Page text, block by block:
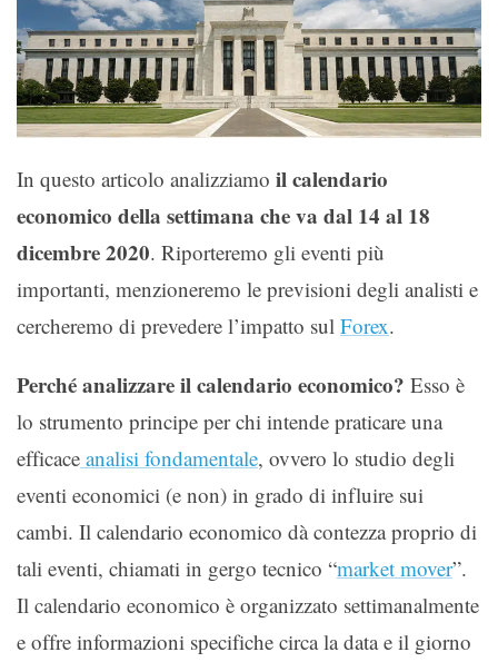
In questo articolo analizziamo il calendario
economico della settimana che va dal 14 al 18
dicembre 2020. Riporteremo gli eventi più
importanti, menzioneremo le previsioni degli analisti e
cercheremo di prevedere l’impatto sul Forex.
Perché analizzare il calendario economico? Esso è
lo strumento principe per chi intende praticare una
efficace analisi fondamentale, ovvero lo studio degli
eventi economici (e non) in grado di influire sui
cambi. Il calendario economico dà contezza proprio di
tali eventi, chiamati in gergo tecnico “market mover”.
Il calendario economico è organizzato settimanalmente
e offre informazioni specifiche circa la data e il giorno